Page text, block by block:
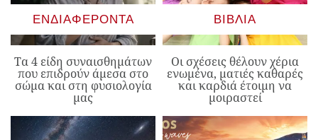
ΕΝΔΙΑΦΈΡΟΝΤΑ
Τα 4 είδη συναισθημάτων
που επιδρούν άμεσα στο
σώμα και στη φυσιολογία
μας
ΒΙΒΛΊΑ
Οι σχέσεις θέλουν χέρια
ενωμένα, ματιές καθαρές
και καρδιά έτοιμη να
μοιραστεί